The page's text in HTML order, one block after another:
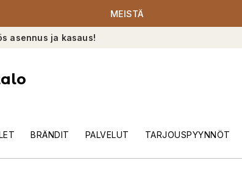
MEISTÄ
asennus ja kasaus!
BRÄNDIT PALVELUT TARJOUSPYYNNÖT